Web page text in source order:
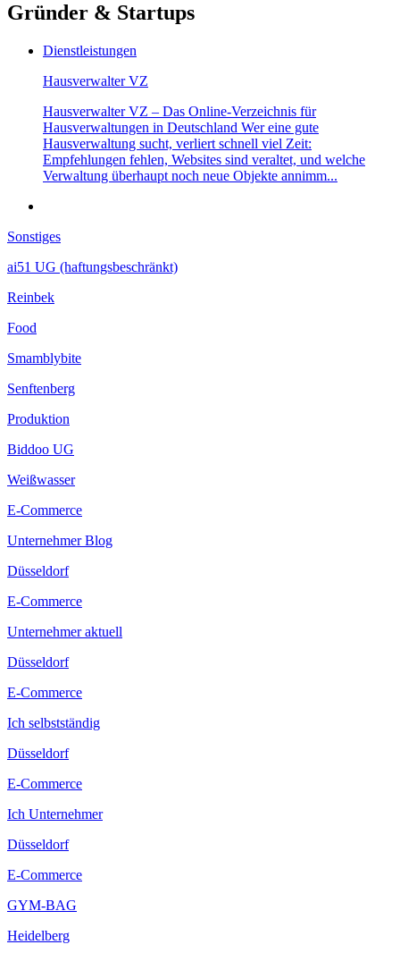
Gründer & Startups
Dienstleistungen
Hausverwalter VZ
Hausverwalter VZ – Das Online-Verzeichnis für
Hausverwaltungen in Deutschland Wer eine gute
Hausverwaltung sucht, verliert schnell viel Zeit:
Empfehlungen fehlen, Websites sind veraltet, und welche
Verwaltung überhaupt noch neue Objekte annimm...
Sonstiges
ai51 UG (haftungsbeschränkt)
Reinbek
Food
Smamblybite
Senftenberg
Produktion
Biddoo UG
Weißwasser
E-Commerce
Unternehmer Blog
Düsseldorf
E-Commerce
Unternehmer aktuell
Düsseldorf
E-Commerce
Ich selbstständig
Düsseldorf
E-Commerce
Ich Unternehmer
Düsseldorf
E-Commerce
GYM-BAG
Heidelberg